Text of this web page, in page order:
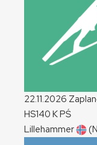
22.11.2026
HS140 KPŚ
Lillehammer